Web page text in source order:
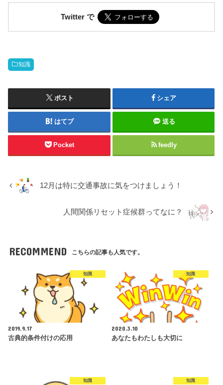
Twitter で
知識
ポスト シェア
はてブ 送る
Pocket feedly
12月は特に交通事故に気をつけましょう！
人間関係リセット症候群ってなに？
RECOMMEND こちらの記事も人気です。
知識
2019.9.17
古典的条件付けの応用
知識
2020.3.10
あなたもわたしも大切に
知識 知識